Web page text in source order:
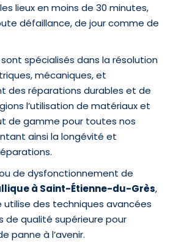
lieux en moins de 30 minutes,
défaillance, de jour comme de
spécialisés dans la résolution
mécaniques, et
des réparations durables et de
l’utilisation de matériaux et
de gamme pour toutes nos
ainsi la longévité et
de dysfonctionnement de
à Saint-Étienne-du-Grès,
des techniques avancées
qualité supérieure pour
panne à l’avenir.